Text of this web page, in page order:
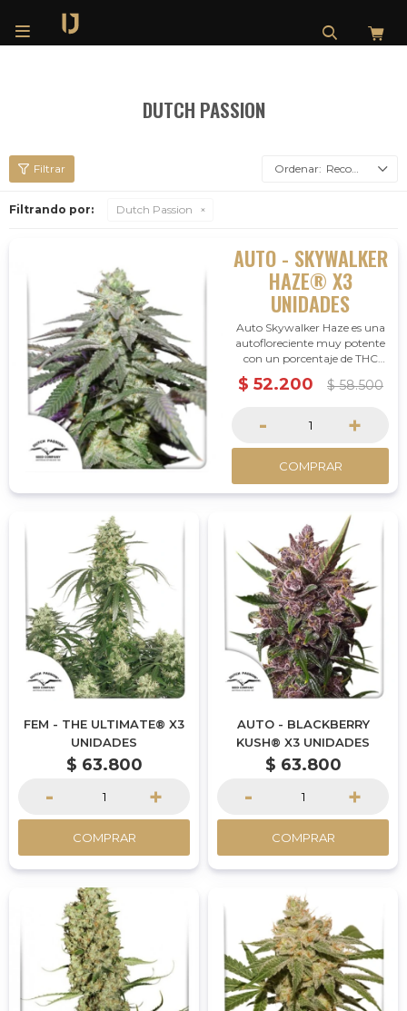

DUTCH PASSION
Recomendados
Filtrando por: Dutch Passion
AUTO - SKYWALKER
HAZE® X3
UNIDADES
Auto Skywalker Haze es una
autofloreciente muy potente
con un porcentaje de THC
altísimo con un promedio de
entre 20 y 25 %.
$ 52.200 $ 58.500
- +
COMPRAR
FEM - THE ULTIMATE® X3
UNIDADES
$ 63.800
- +
COMPRAR
AUTO - BLACKBERRY
KUSH® X3 UNIDADES
$ 63.800
- +
COMPRAR